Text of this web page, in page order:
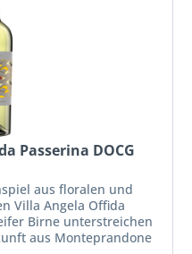
Passerina DOCG
aus floralen und
Villa Angela Offida
Birne unterstreichen
aus Monteprandone